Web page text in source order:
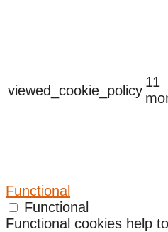
viewed_cookie_policy
11
Functional
Functional
Functional cookies help